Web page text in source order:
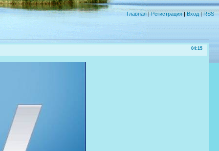
Главная|Регистрация|Вход|RSS
04:15